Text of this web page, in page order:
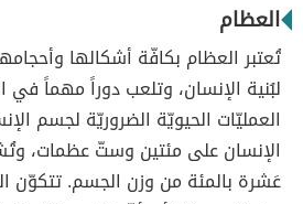
العظام
تُعتبر العظام بكافّة أشكالها
لبُنية الإنسان، وتلعب دوراً مهماً في
العمليّات الحيويّة الضروريّة لجسم
الإنسان على مئتين وستّ عظمات،
عَشرة بالمئة من وزن الجسم. تتكوّن